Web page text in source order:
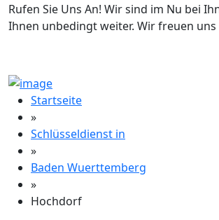
Rufen Sie Uns An! Wir sind im Nu bei
Ihnen unbedingt weiter. Wir freuen
Startseite
»
Schlüsseldienst in
»
Baden Wuerttemberg
»
Hochdorf